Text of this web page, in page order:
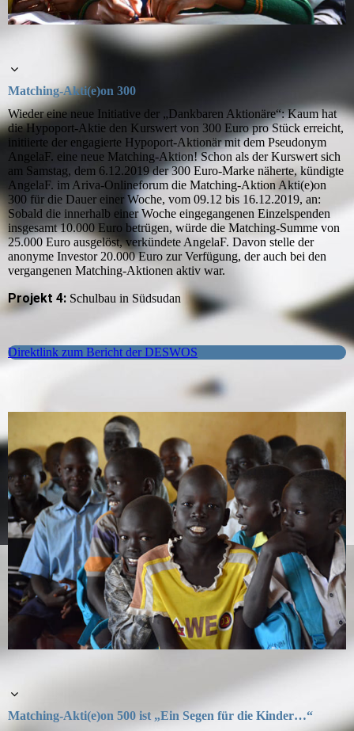
Matching-Akti(e)on 300
Wieder eine neue Initiative der „Dankbaren Aktionäre“: Kaum hat
die Hypoport-Aktie den Kurswert von 300 Euro pro Stück erreicht,
initiierte der engagierte Hypoport-Aktionär mit dem Pseudonym
AngelaF. eine neue Matching-Aktion! Schon als der Kurswert sich
am Samstag, dem 6.12.2019 der 300 Euro-Marke näherte, kündigte
AngelaF. im Ariva-Onlineforum die Matching-Aktion Akti(e)on
300 für die Dauer einer Woche, vom 09.12 bis 16.12.2019, an:
Sobald die innerhalb einer Woche eingegangenen Einzelspenden
insgesamt 10.000 Euro betrügen, würde die Matching-Summe von
25.000 Euro ausgelöst, verkündete AngelaF. Davon stelle der
anonyme Investor 20.000 Euro zur Verfügung, der auch bei den
vergangenen Matching-Aktionen aktiv war.
Projekt 4: Schulbau in Südsudan
Direktlink zum Bericht der DESWOS
Matching-Akti(e)on 500 ist „Ein Segen für die Kinder…“